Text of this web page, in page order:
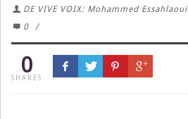
DE VIVE VOIX: Mohammed Essahlaoui
0
/
0
SHARES